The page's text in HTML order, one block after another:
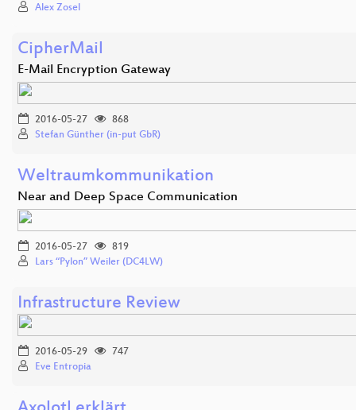
Alex Zosel
CipherMail
E-Mail Encryption Gateway
2016-05-27
868
Stefan Günther (in-put GbR)
Weltraumkommunikation
Near and Deep Space Communication
2016-05-27
819
Lars “Pylon” Weiler (DC4LW)
Infrastructure Review
2016-05-29
747
Eve Entropia